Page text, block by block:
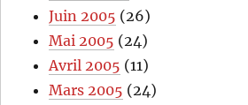
Juin 2005 (26)
Mai 2005 (24)
Avril 2005 (11)
Mars 2005 (24)